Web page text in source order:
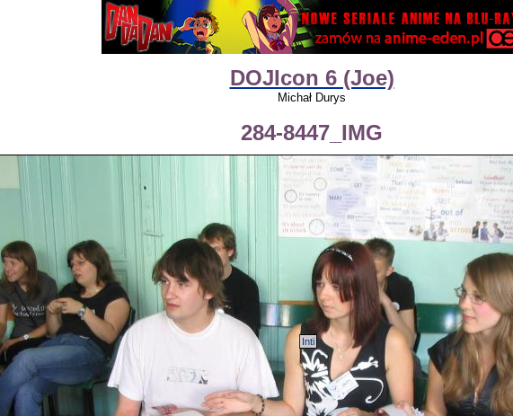
DOJIcon 6 (Joe)
Michał Durys
284-8447_IMG
Inti